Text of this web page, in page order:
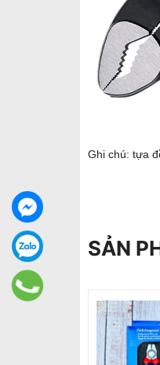
Ghi chú: tựa
SẢN
Giảm 1%